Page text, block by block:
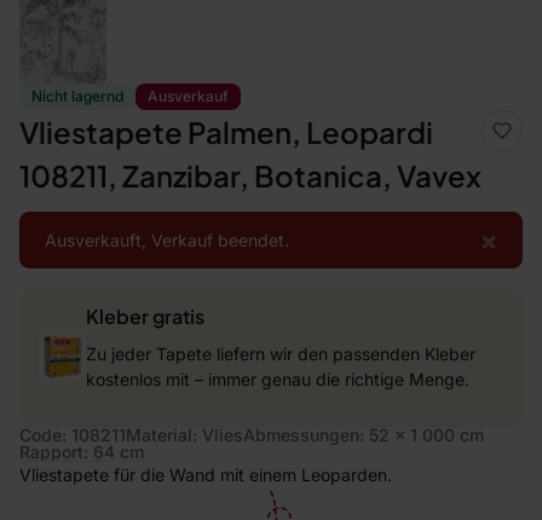
Nicht lagernd Ausverkauf
Vliestapete Palmen, Leopardi
108211, Zanzibar, Botanica, Vavex
×
Ausverkauft, Verkauf beendet.
Kleber gratis
Zu jeder Tapete liefern wir den passenden Kleber
kostenlos mit – immer genau die richtige Menge.
Code: 108211Material: VliesAbmessungen: 52 x 1 000 cm
Rapport: 64 cm
Vliestapete für die Wand mit einem Leoparden.